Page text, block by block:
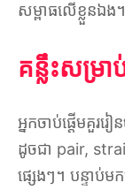
សម្ពាធលើខ្លួនឯង។
គន្លឹះសម្រា
អ្នកចាប់ផ្តើមគួរ
ដូចជា pair,
ផ្សេងៗ។ បន្ទាប់